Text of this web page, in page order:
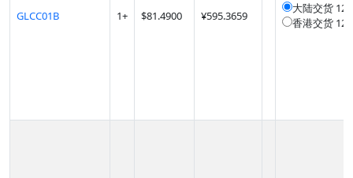
GLCC01B 1+ $81.4900 ¥595.3659
大陆交货
香港交货